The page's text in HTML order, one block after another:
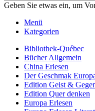
Geben Sie etwas ein, um
Menü
Kategorien
Bibliothek-Québec
Bücher Allgemein
China Erlesen
Der Geschmak
Edition Geist &
Edition Quer denken
Europa Erlesen